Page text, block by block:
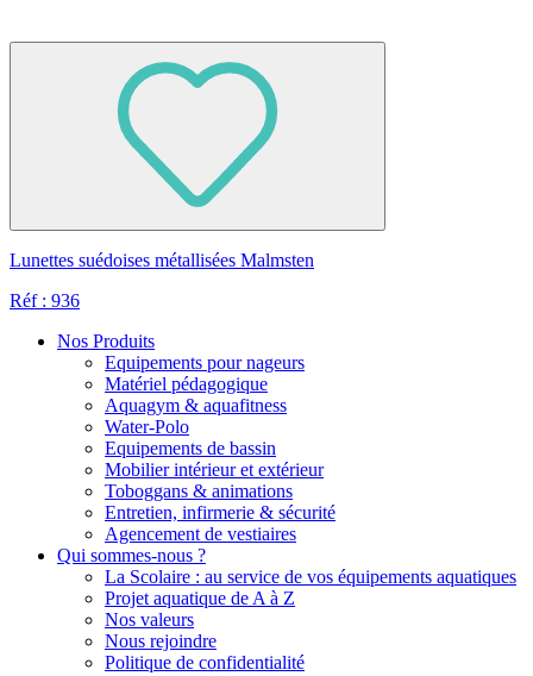
Lunettes suédoises métallisées Malmsten
Réf : 936
Nos Produits
Equipements pour nageurs
Matériel pédagogique
Aquagym & aquafitness
Water-Polo
Equipements de bassin
Mobilier intérieur et extérieur
Toboggans & animations
Entretien, infirmerie & sécurité
Agencement de vestiaires
Qui sommes-nous ?
La Scolaire : au service de vos équipements aquatiques
Projet aquatique de A à Z
Nos valeurs
Nous rejoindre
Politique de confidentialité